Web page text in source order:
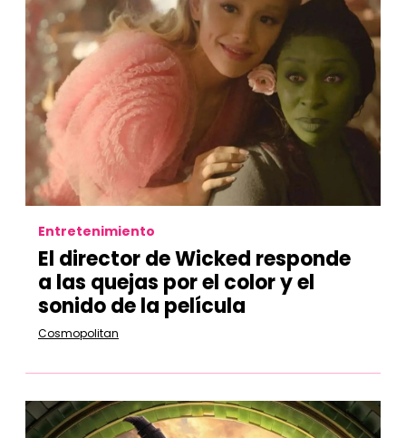
Entretenimiento
El director de Wicked responde
a las quejas por el color y el
sonido de la película
Cosmopolitan